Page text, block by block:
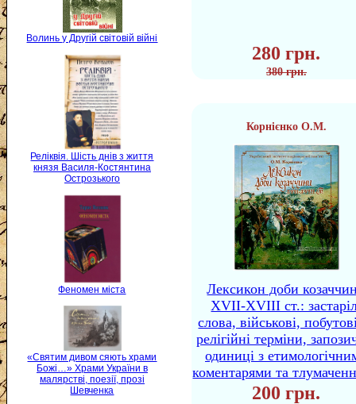
Волинь у Другій світовій війні
Реліквія. Шість днів з життя
князя Василя-Костянтина
Острозького
Феномен міста
«Святим дивом сяють храми
Божі…» Храми України в
малярстві, поезії, прозі
Шевченка
280 грн.
380 грн.
Корнієнко О.М.
Лексикон доби
XVII-XVIII ст.:
слова, військові,
релігійні терміни,
одиниці з
коментарями та
200 грн.